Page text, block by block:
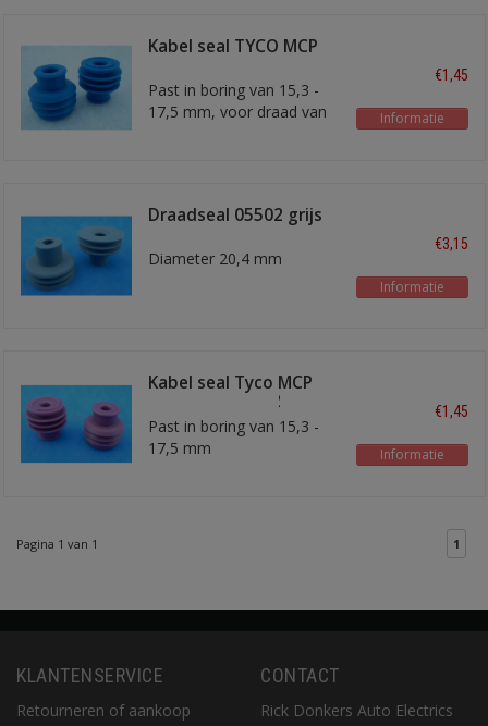
Kabel seal TYCO MCP
Past in boring van 15,3 -
17,5 mm, voor draad van
€1,45
Informatie
Draadseal 05502 grijs
Diameter 20,4 mm
€3,15
Informatie
Kabel seal Tyco MCP
9.5 paars 6 mm2
Past in boring van 15,3 -
17,5 mm
€1,45
Informatie
Pagina 1 van 1 1
KLANTENSERVICE
Retourneren of aankoop
CONTACT
Rick Donkers Auto Electrics